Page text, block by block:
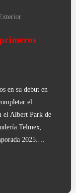
en su debut en
el
el Albert Park de
Telmex,
2025.…